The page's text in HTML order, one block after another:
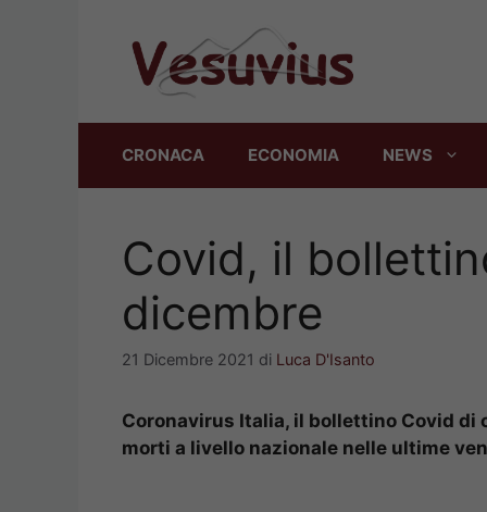
CRONACA ECONOMIA NEWS
Covid, il
dicembre
21 Dicembre 2021 di Luca D'Isanto
Coronavirus Italia, il bollettino Covid di
morti a livello nazionale nelle ultime